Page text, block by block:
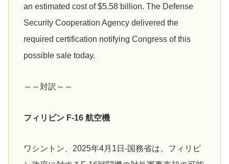
an estimated cost of $5.58 billion. The Defense
Security Cooperation Agency delivered the
required certification notifying Congress of this
possible sale today.
～～対訳～～
フィリピン F-16 航空機
ワシントン、2025年4月1日-国務省は、フィリピ